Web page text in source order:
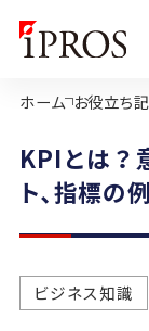
ホーム お役立ち
KPIとは？
ト、指標の
ビジネス知識